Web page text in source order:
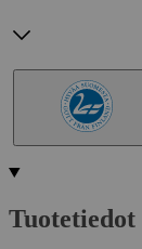
Tuotetiedot